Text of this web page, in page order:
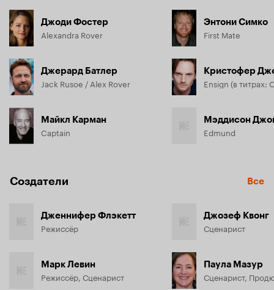
Джоди Фостер
Alexandra Rover
Джерард Батлер
Jack Rusoe / Alex Rover
Майкл Карман
Captain
Энтони Симко
First Mate
Мэддисон
Edmund
Создатели Все
Дженнифер Флэкетт
Режиссёр
Марк Левин
Режиссёр, Сценарист
Джозеф Квонг
Сценарист
Паула Мазур
Сценарист,